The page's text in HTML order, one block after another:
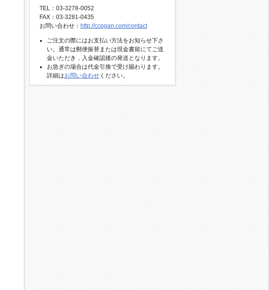
TEL：03-3278-0052
FAX：03-3281-0435
お問い合わせ： http://ccpgan.com/contact
ご注文の際にはお支払い方法をお知らせ下さ
い。通常は郵便振替または現金書留にてご送
金いただき，入金確認後の発送となります。
お急ぎの場合は代金引換で受け賜わります。
詳細はお問い合わせ ください。